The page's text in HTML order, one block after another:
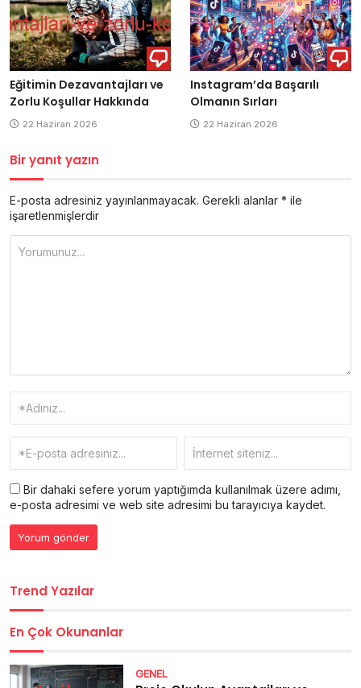
Eğitimin Dezavantajları ve
Zorlu Koşullar Hakkında
22 Haziran 2026
Instagram’da Başarılı
Olmanın Sırları
22 Haziran 2026
Bir yanıt yazın
E-posta adresiniz yayınlanmayacak. Gerekli alanlar * ile
işaretlenmişlerdir
Bir dahaki sefere yorum yaptığımda kullanılmak üzere adımı,
e-posta adresimi ve web site adresimi bu tarayıcıya kaydet.
Trend Yazılar
En Çok Okunanlar
GENEL